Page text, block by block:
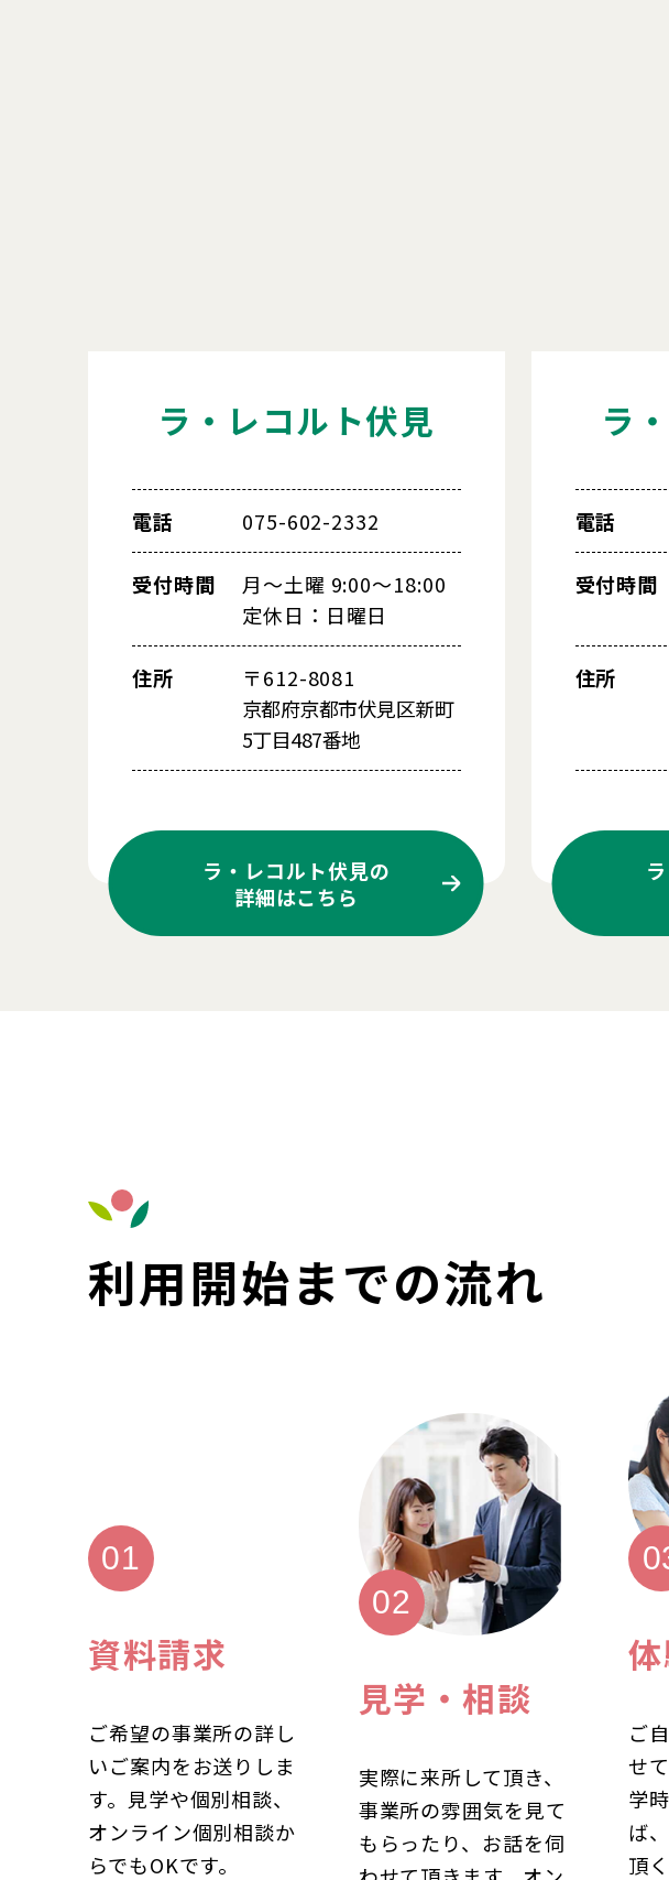
ラ・レコルト伏見
電話 075-602-2332
受付時間
月～土曜 9:00～18:00
定休日：日曜日
住所
〒612-8081
京都府京都市伏見区新町
5丁目487番地
ラ・レコルト伏見の
詳細はこちら
ラ
電話
受付時間
住所
利用開始までの流れ
資料請求
ご希望の事業所の詳し
いご案内をお送りしま
す。見学や個別相談、
オンライン個別相談か
らでもOKです。
見学・相談
実際に来所して頂き、
事業所の雰囲気を見て
もらったり、お話を伺
ご
せ
学
ば
頂